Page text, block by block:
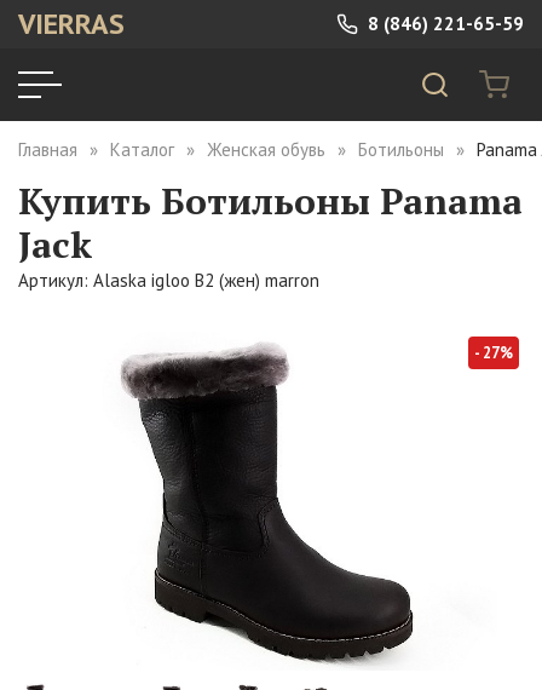
VIERRAS 8 (846) 221-65-59
Главная Каталог Женская обувь Ботильоны
Купить Ботильоны Panama
Jack
Артикул: Alaska igloo B2 (жен) marron
- 27%